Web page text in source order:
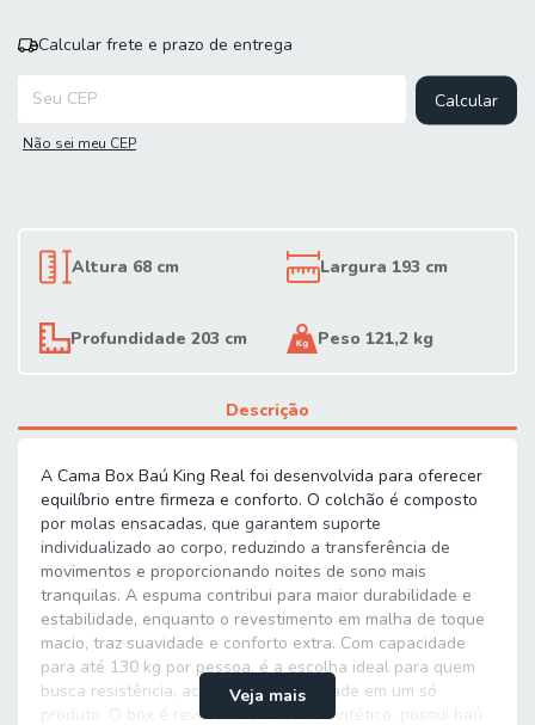
Calcular frete e prazo de entrega
Calcular
Não sei meu CEP
Altura 68 cm Largura 193 cm
Profundidade 203 cm Peso 121,2 kg
Descrição
A Cama Box Baú King Real foi desenvolvida para oferecer
equilíbrio entre firmeza e conforto. O colchão é composto
por molas ensacadas, que garantem suporte
individualizado ao corpo, reduzindo a transferência de
movimentos e proporcionando noites de sono mais
tranquilas. A espuma contribui para maior durabilidade e
estabilidade, enquanto o revestimento em malha de toque
macio, traz suavidade e conforto extra. Com capacidade
para até 130 kg por pessoa, é a escolha ideal para quem
busca resistência, aconchego e qualidade em um só
produto. O box é revestido em tecido sintético, possui baú
Veja mais